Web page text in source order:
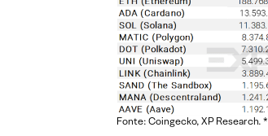
Fonte: Coingecko, XP Research.